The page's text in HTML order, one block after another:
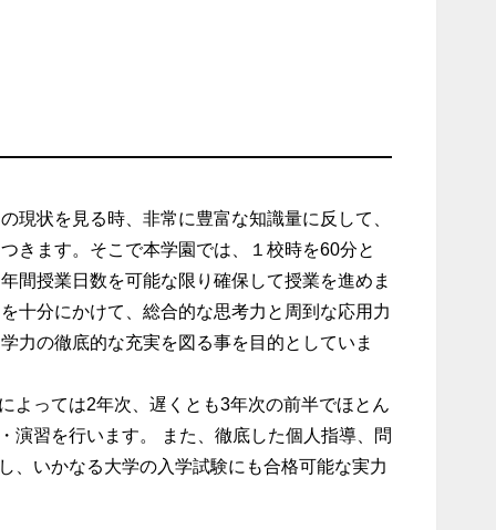
現状を見る時、非常に豊富な知識量に反して、
きます。そこで本学園では、１校時を60分と
間授業日数を可能な限り確保して授業を進めま
十分にかけて、総合的な思考力と周到な応用力
力の徹底的な充実を図る事を目的としていま
っては2年次、遅くとも3年次の前半でほとん
演習を行います。 また、徹底した個人指導、問
、いかなる大学の入学試験にも合格可能な実力